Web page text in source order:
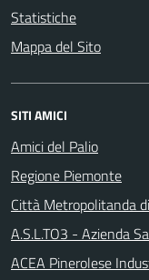
Statistiche
Mappa del Sito
SITI AMICI
Amici del Palio
Regione Piemonte
Città Metropolitanda
A.S.L.TO3 - Azienda
ACEA Pinerolese